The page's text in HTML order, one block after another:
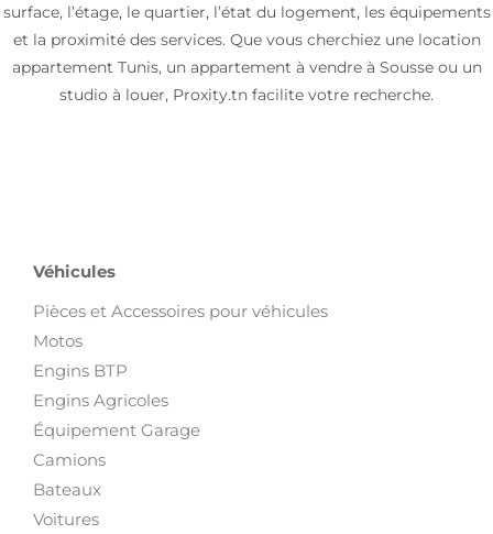
surface, l’étage, le quartier, l’état du logement, les équipements
et la proximité des services. Que vous cherchiez une location
appartement Tunis, un appartement à vendre à Sousse ou un
studio à louer, Proxity.tn facilite votre recherche.
Véhicules
Pièces et Accessoires pour véhicules
Motos
Engins BTP
Engins Agricoles
Équipement Garage
Camions
Bateaux
Voitures